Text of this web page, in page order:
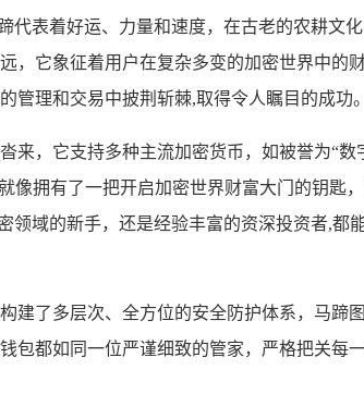
表着好运、力量和速度，在古老的农耕文
它象征着用户在复杂多变的加密世界中的
理和交易中披荆斩棘,取得令人瞩目的成功。
，它支持多种主流加密货币，如被誉为“
拥有了一把开启加密世界财富大门的钥匙
域的新手，还是经验丰富的资深投资者,都
建了多层次、全方位的安全防护体系，马蹄
都如同一位严谨细致的管家，严格把关每